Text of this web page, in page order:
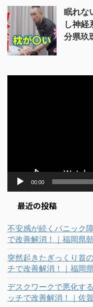
眠れな
し神経
分県玖
00:00
最近の投稿
不安感が続くパニック
で改善解消！｜福岡県
突然起きたぎっくり首
チで改善解消！｜福岡
デスクワークで悪化す
ッチで改善解消！｜佐